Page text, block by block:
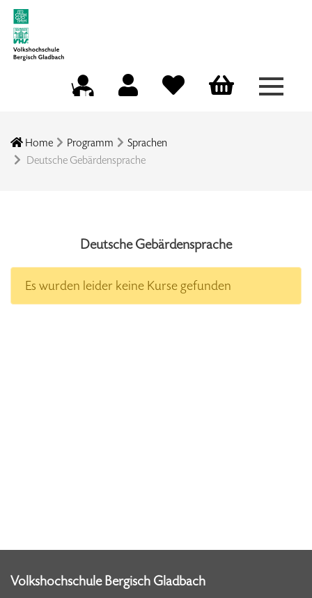
Menü
Home Programm
Sprachen
Deutsche Gebärdensprache
Deutsche Gebärdensprache
Es wurden leider keine Kurse gefunden
Volkshochschule Bergisch Gladbach